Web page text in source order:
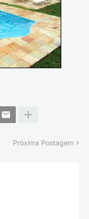
Próxima Postagem